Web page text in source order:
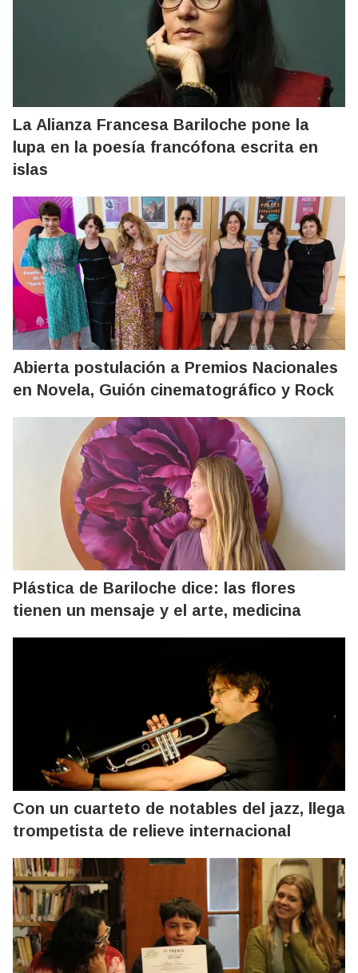
La Alianza Francesa Bariloche pone la
lupa en la poesía francófona escrita en
islas
Abierta postulación a Premios Nacionales
en Novela, Guión cinematográfico y Rock
Plástica de Bariloche dice: las flores
tienen un mensaje y el arte, medicina
Con un cuarteto de notables del jazz, llega
trompetista de relieve internacional